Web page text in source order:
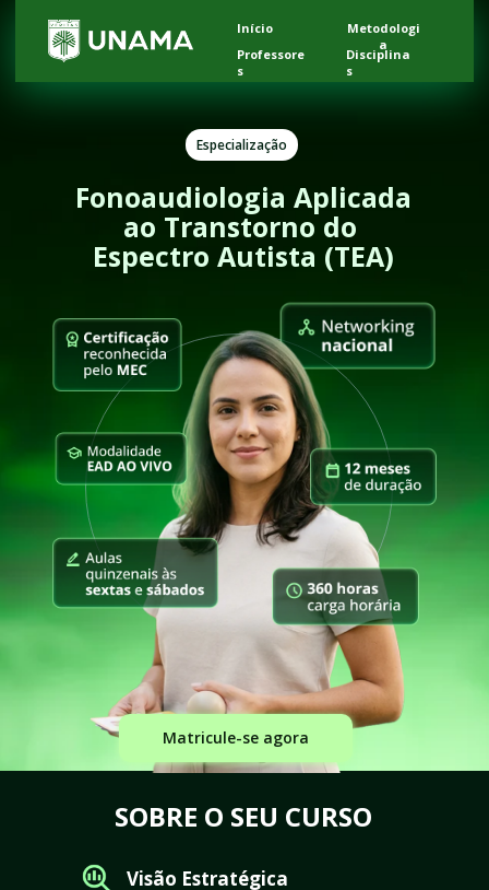
Fonoaudiologia Aplicada
ao Transtorno do
Espectro Autista (TEA)
Especialização
Matricule-se agora
Disciplina
s
Início
Metodologi
a
Professore
s
SOBRE O SEU CURSO
Visão Estratégica